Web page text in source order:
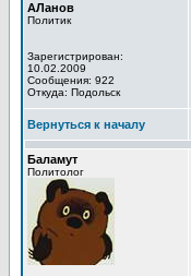
АЛанов
Политик
Зарегистрирован:
10.02.2009
Сообщения: 922
Откуда: Подольск
Вернуться к началу
Баламут
Политолог